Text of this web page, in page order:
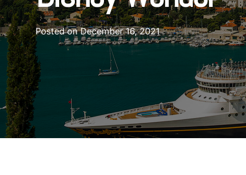
Posted onDecember 16, 2021